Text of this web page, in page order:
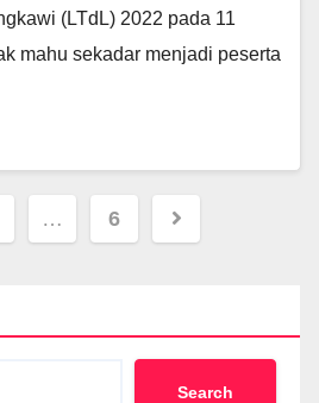
(LTdL) 2022 pada 11
mahu sekadar menjadi peserta
… 6
Search